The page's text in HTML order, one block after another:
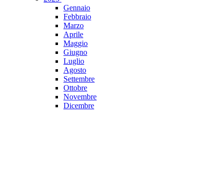
Gennaio
Febbraio
Marzo
Aprile
Maggio
Giugno
Luglio
Agosto
Settembre
Ottobre
Novembre
Dicembre